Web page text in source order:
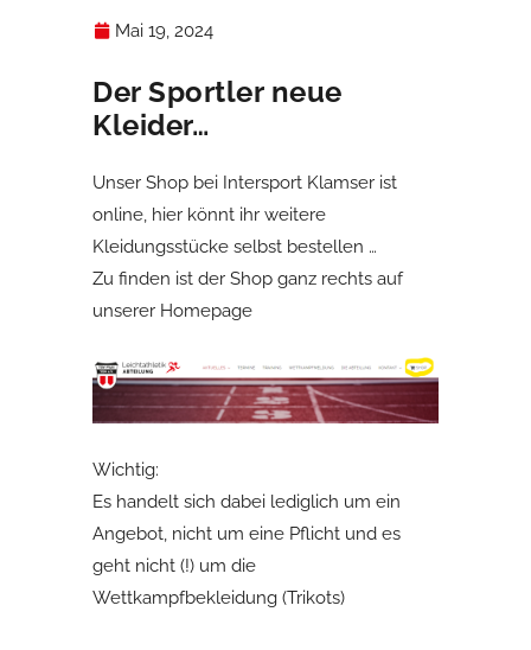
Mai 19, 2024
Der Sportler neue
Kleider…
Unser Shop bei Intersport Klamser ist
online, hier könnt ihr weitere
Kleidungsstücke selbst bestellen …
Zu finden ist der Shop ganz rechts auf
unserer Homepage
Wichtig:
Es handelt sich dabei lediglich um ein
Angebot, nicht um eine Pflicht und es
geht nicht (!) um die
Wettkampfbekleidung (Trikots)